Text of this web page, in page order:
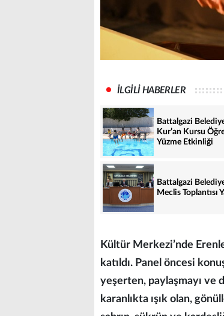
İLGİLİ HABERLER
Battalgazi
Kur’an Kursu
Yüzme Etkinliği
Battalgazi
Meclis Toplantısı
Kültür Merkezi’nde
katıldı. Panel öncesi
yeşerten, paylaşmayı ve
karanlıkta ışık olan,